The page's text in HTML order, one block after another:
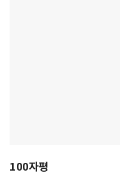
100자평